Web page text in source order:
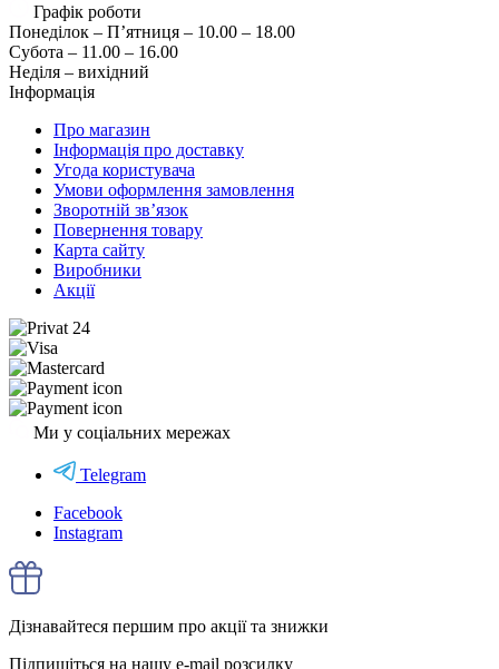
Графік роботи
Понеділок – П’ятниця – 10.00 – 18.00
Субота – 11.00 – 16.00
Неділя – вихідний
Інформація
Про магазин
Інформація про доставку
Угода користувача
Умови оформлення замовлення
Зворотній зв’язок
Повернення товару
Карта сайту
Виробники
Акції
Ми у соціальних мережах
Telegram
Facebook
Instagram
Дізнавайтеся першим про акції та знижки
Підпишіться на нашу e-mail розсилку